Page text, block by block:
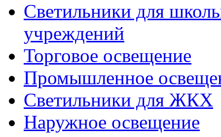
Светильники для
учреждений
Торговое освещение
Промышленное
Светильники для ЖКХ
Наружное освещение